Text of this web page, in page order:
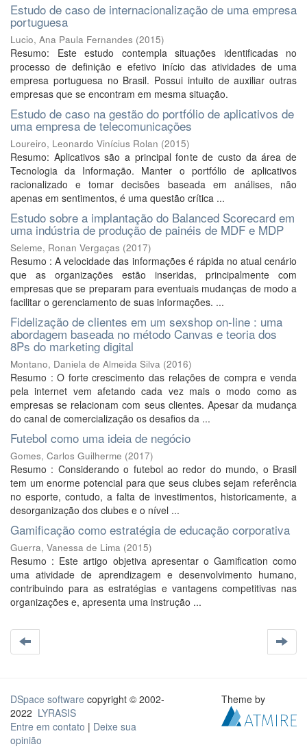
Estudo de caso de internacionalização de uma empresa
portuguesa
Lucio, Ana Paula Fernandes (2015)
Resumo: Este estudo contempla situações identificadas no
processo de definição e efetivo início das atividades de uma
empresa portuguesa no Brasil. Possui intuito de auxiliar outras
empresas que se encontram em mesma situação.
Estudo de caso na gestão do portfólio de aplicativos de
uma empresa de telecomunicações
Loureiro, Leonardo Vinícius Rolan (2015)
Resumo: Aplicativos são a principal fonte de custo da área de
Tecnologia da Informação. Manter o portfólio de aplicativos
racionalizado e tomar decisões baseada em análises, não
apenas em sentimentos, é uma questão crítica ...
Estudo sobre a implantação do Balanced Scorecard em
uma indústria de produção de painéis de MDF e MDP
Seleme, Ronan Vergaças (2017)
Resumo : A velocidade das informações é rápida no atual cenário
que as organizações estão inseridas, principalmente com
empresas que se preparam para eventuais mudanças de modo a
facilitar o gerenciamento de suas informações. ...
Fidelização de clientes em um sexshop on-line : uma
abordagem baseada no método Canvas e teoria dos
8Ps do marketing digital
Montano, Daniela de Almeida Silva (2016)
Resumo : O forte crescimento das relações de compra e venda
pela internet vem afetando cada vez mais o modo como as
empresas se relacionam com seus clientes. Apesar da mudança
do canal de comercialização os desafios da ...
Futebol como uma ideia de negócio
Gomes, Carlos Guilherme (2017)
Resumo : Considerando o futebol ao redor do mundo, o Brasil
tem um enorme potencial para que seus clubes sejam referência
no esporte, contudo, a falta de investimentos, historicamente, a
desorganização dos clubes e o nível ...
Gamificação como estratégia de educação corporativa
Guerra, Vanessa de Lima (2015)
Resumo : Este artigo objetiva apresentar o Gamification como
uma atividade de aprendizagem e desenvolvimento humano,
contribuindo para as estratégias e vantagens competitivas nas
organizações e, apresenta uma instrução ...
DSpace software copyright © 2002-
2022 LYRASIS
Entre em contato | Deixe sua
opinião
Theme by